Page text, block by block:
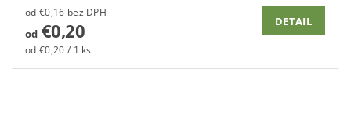
od €0,16 bez DPH
od€0,20
od €0,20 / 1 ks
DETAIL